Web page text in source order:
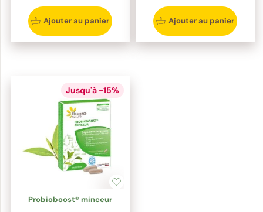
Ajouter au panier Ajouter au panier
Jusqu'à -15%
Probioboost® minceur